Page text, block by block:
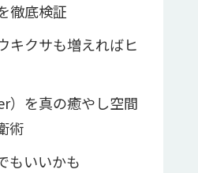
徹底検証
キクサも増えればヒ
）を真の癒やし空間
術
もいいかも